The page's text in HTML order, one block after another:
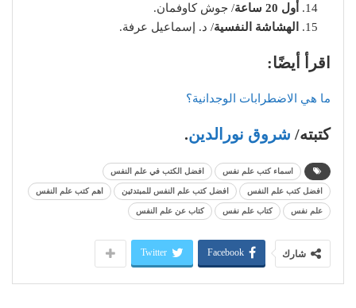
أول 20 ساعة
/ جوش كاوفمان.
الهشاشة النفسية/ د. إسماعيل عرفة.
اقرأ أيضًا:
ما هي الاضطرابات الوجدانية؟
كتبته/ شروق نورالدين.
اسماء كتب علم نفس افضل الكتب في علم النفس
افضل كتب علم النفس افضل كتب علم النفس للمبتدئين اهم كتب علم النفس
علم نفس كتاب علم نفس كتاب عن علم النفس
شارك Facebook
Twitter